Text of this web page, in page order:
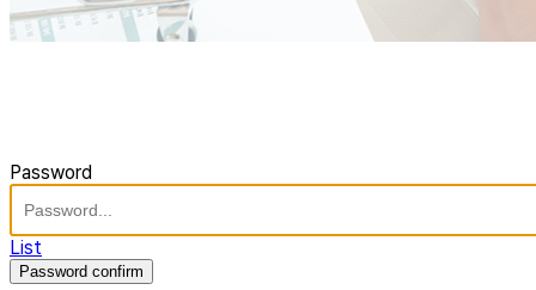
Password
List
Password confirm